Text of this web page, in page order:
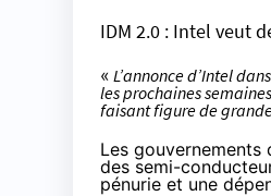
IDM 2.0 : Intel veut
« L’annonce d’Intel
les prochaines
faisant figure de
Les gouvernements
des semi-
pénurie et une